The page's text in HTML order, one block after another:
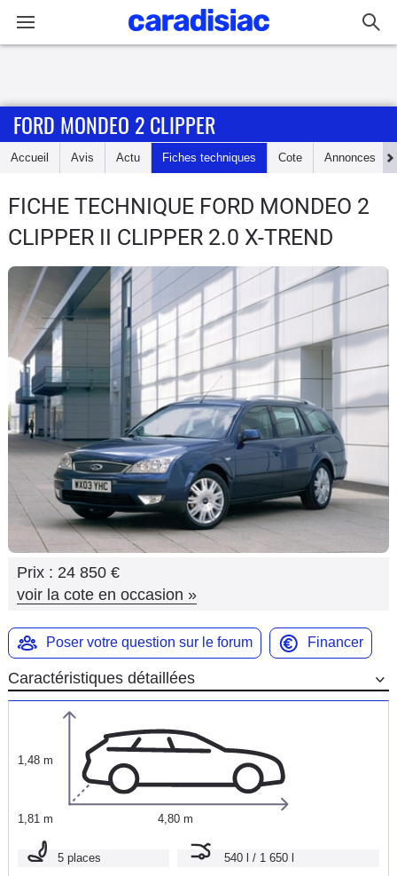
Accueil
Essais
Guide
d'achat
Electriques
Utilitaires
Flottes
Auto
Services
Forum
Moto
Marques
FORD MONDEO 2 CLIPPER
Accueil Avis Actu Fiches techniques Cote Annonces
FICHE TECHNIQUE FORD MONDEO 2
CLIPPER II CLIPPER 2.0 X-TREND
Prix : 24 850 €
voir la cote en occasion »
Poser votre question sur le forum Financer
Caractéristiques détaillées
1,48 m
1,81 m 4,80 m
5 places 540 l / 1 650 l